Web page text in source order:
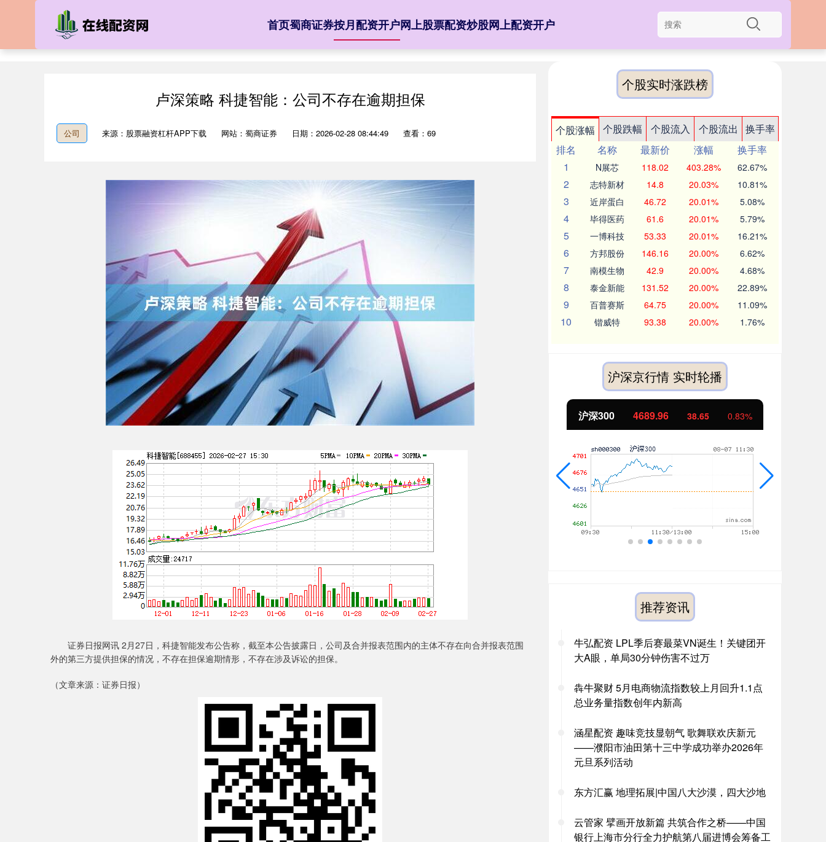
首页蜀商证券按月配资开户网上股票配资炒股网上配资开户
卢深策略 科捷智能：公司不存在逾期担保
公司 来源：股票融资杠杆APP下载 网站：蜀商证券 日期：2026-02-28 08:44:49 查看：69
证券日报网讯 2月27日，科捷智能发布公告称，截至本公告披露日，公司及合并报表范围内的主体不存在向合并报表范围
外的第三方提供担保的情况，不存在担保逾期情形，不存在涉及诉讼的担保。
（文章来源：证券日报）
个股实时涨跌榜
个股涨幅 个股跌幅 个股流入 个股流出
换手率
排名
名称 最新价 涨幅
换手率
1
N展芯 118.02 403.28% 62.67%
2 志特新材 14.8 20.03% 10.81%
3 近岸蛋白 46.72 20.01% 5.08%
4 毕得医药 61.6 20.01% 5.79%
5 一博科技 53.33 20.01% 16.21%
6 方邦股份 146.16 20.00% 6.62%
7 南模生物 42.9 20.00% 4.68%
8 泰金新能 131.52 20.00% 22.89%
9 百普赛斯 64.75 20.00% 11.09%
10 锴威特 93.38 20.00% 1.76%
沪深京行情 实时轮播
上证指数 3919.51 19.16 0.49% 深证成指 14295.08 沪深300 4689.96 38.65 0.83%
推荐资讯
牛弘配资 LPL季后赛最菜VN诞生！关键团开
大A眼，单局30分钟伤害不过万
犇牛聚财 5月电商物流指数较上月回升1.1点
总业务量指数创年内新高
涵星配资 趣味竞技显朝气 歌舞联欢庆新元
——濮阳市油田第十三中学成功举办2026年
元旦系列活动
东方汇赢 地理拓展|中国八大沙漠，四大沙地
云管家 擘画开放新篇 共筑合作之桥——中国
银行上海市分行全力护航第八届进博会筹备工